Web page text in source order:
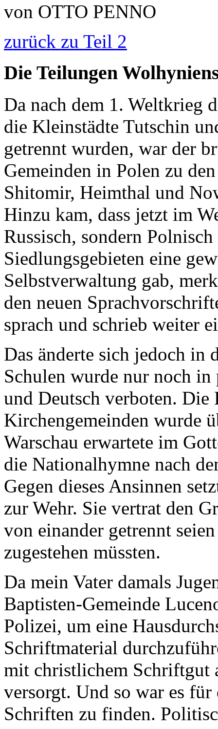
von OTTO PENNO
zurück zu Teil 2
Die Teilungen
Da nach dem 1. Weltkrieg
die Kleinstädte Tutschin
getrennt wurden, war der
Gemeinden in Polen zu
Shitomir, Heimthal und
Hinzu kam, dass jetzt im
Russisch, sondern
Siedlungsgebieten eine
Selbstverwaltung gab,
den neuen
sprach und schrieb weiter
Das änderte sich jedoch in
Schulen wurde nur noch
und Deutsch verboten.
Kirchengemeinden wurde
Warschau erwartete im
die Nationalhymne nach
Gegen dieses Ansinnen
zur Wehr. Sie vertrat den
von einander getrennt
zugestehen müssten.
Da mein Vater damals
Baptisten-Gemeinde
Polizei, um eine
Schriftmaterial
mit christlichem Schriftgut
versorgt. Und so war es
Schriften zu finden.